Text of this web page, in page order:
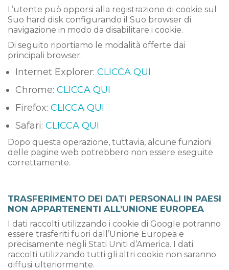
L’utente può opporsi alla registrazione di cookie sul
Suo hard disk configurando il Suo browser di
navigazione in modo da disabilitare i cookie.
Di seguito riportiamo le modalità offerte dai
principali browser:
Internet Explorer: CLICCA QUI
Chrome: CLICCA QUI
Firefox: CLICCA QUI
Safari: CLICCA QUI
Dopo questa operazione, tuttavia, alcune funzioni
delle pagine web potrebbero non essere eseguite
correttamente.
TRASFERIMENTO DEI DATI PERSONALI IN PAESI
NON APPARTENENTI ALL’UNIONE EUROPEA
I dati raccolti utilizzando i cookie di Google potranno
essere trasferiti fuori dall’Unione Europea e
precisamente negli Stati Uniti d’America. I dati
raccolti utilizzando tutti gli altri cookie non saranno
diffusi ulteriormente.